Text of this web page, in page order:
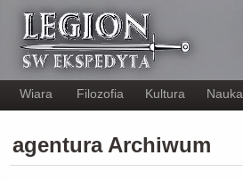
Wiara Filozofia Kultura Nauka
agentura Archiwum